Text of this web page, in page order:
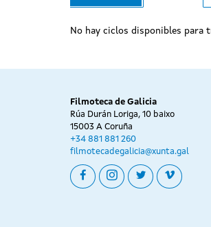
No hay ciclos disponibles para
Filmoteca de Galicia
Rúa Durán Loriga, 10 baixo
15003 A Coruña
+34 881 881 260
filmotecadegalicia@xunta.gal
facebookinstagram
twittervimeo